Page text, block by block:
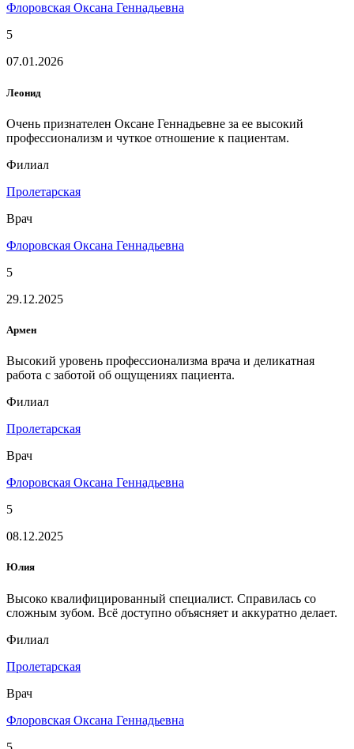
Флоровская Оксана Геннадьевна
5
07.01.2026
Леонид
Очень признателен Оксане Геннадьевне за ее высокий
профессионализм и чуткое отношение к пациентам.
Филиал
Пролетарская
Врач
Флоровская Оксана Геннадьевна
5
29.12.2025
Армен
Высокий уровень профессионализма врача и деликатная
работа с заботой об ощущениях пациента.
Филиал
Пролетарская
Врач
Флоровская Оксана Геннадьевна
5
08.12.2025
Юлия
Высоко квалифицированный специалист. Справилась со
сложным зубом. Всё доступно объясняет и аккуратно делает.
Филиал
Пролетарская
Врач
Флоровская Оксана Геннадьевна